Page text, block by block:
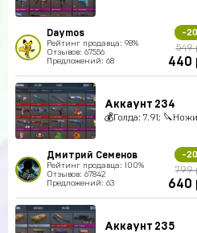
Daymos
Рейтинг продавца: 98%
Отзывов: 67556
Предложений: 68
-
549
440
Аккаунт 234
💰Голда: 7.91;
Дмитрий Семенов
Рейтинг продавца: 100%
Отзывов: 67842
Предложений: 63
-
799
640
Аккаунт 235